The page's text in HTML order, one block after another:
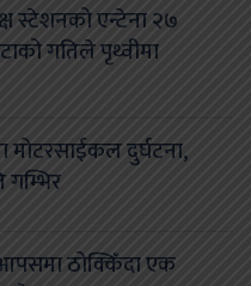
स्टेशनको एन्टेना २७
गतिले पृथ्वीमा
मोटरसाईकल दुर्घटना,
ठोक्किँदा एक